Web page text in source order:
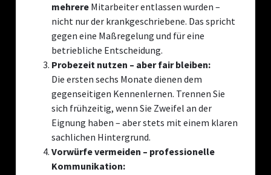
mehrere Mitarbeiter entlassen wurden –
nicht nur der krankgeschriebene. Das spricht
gegen eine Maßregelung und für eine
betriebliche Entscheidung.
Probezeit nutzen – aber fair bleiben:
Die ersten sechs Monate dienen dem
gegenseitigen Kennenlernen. Trennen Sie
sich frühzeitig, wenn Sie Zweifel an der
Eignung haben – aber stets mit einem klaren
sachlichen Hintergrund.
Vorwürfe vermeiden – professionelle
Kommunikation: